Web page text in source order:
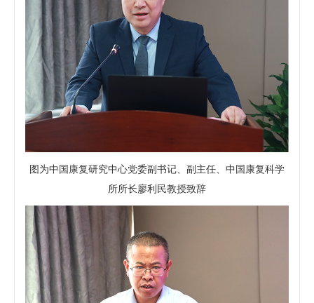
图为中国康复研究中心党委副书记、副主任、中国康复科学
所所长廖利民教授致辞